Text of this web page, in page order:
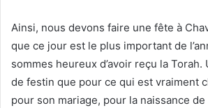
Ainsi, nous devons faire une fête à
que ce jour est le plus important de
sommes heureux d’avoir reçu la Torah.
de festin que pour ce qui est vraiment
pour son mariage, pour la naissance